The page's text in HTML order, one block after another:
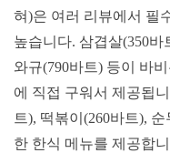
혀)은 여러 리뷰에서 필
높습니다. 삼겹살(350바
와규(790바트) 등이 바
에 직접 구워서 제공됩
트), 떡볶이(260바트),
한 한식 메뉴를 제공합